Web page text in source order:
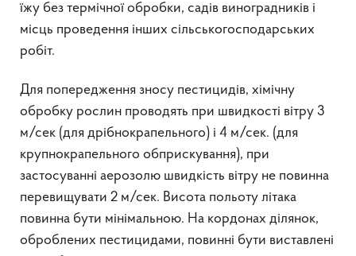
їжу без термічної обробки, садів виноградників і
місць проведення інших сільськогосподарських
робіт.
Для попередження зносу пестицидів, хімічну
обробку рослин проводять при швидкості вітру 3
м/сек (для дрібнокрапельного) і 4 м/сек. (для
крупнокрапельного обприскування), при
застосуванні аерозолю швидкість вітру не повинна
перевищувати 2 м/сек. Висота польоту літака
повинна бути мінімальною. На кордонах ділянок,
оброблених пестицидами, повинні бути виставлені